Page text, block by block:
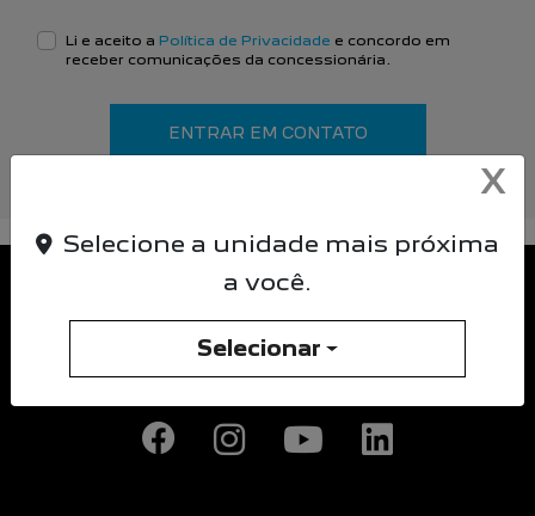
Li e aceito a Política de Privacidade e concordo em
receber comunicações da concessionária.
ENTRAR EM CONTATO
X
Selecione a unidade mais próxima
a você.
Selecionar